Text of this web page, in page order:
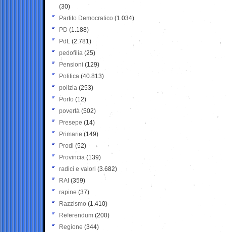
(30)
Partito Democratico (1.034)
PD (1.188)
PdL (2.781)
pedofilia (25)
Pensioni (129)
Politica (40.813)
polizia (253)
Porto (12)
povertà (502)
Presepe (14)
Primarie (149)
Prodi (52)
Provincia (139)
radici e valori (3.682)
RAI (359)
rapine (37)
Razzismo (1.410)
Referendum (200)
Regione (344)